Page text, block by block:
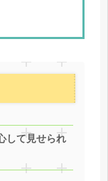
して見せられ